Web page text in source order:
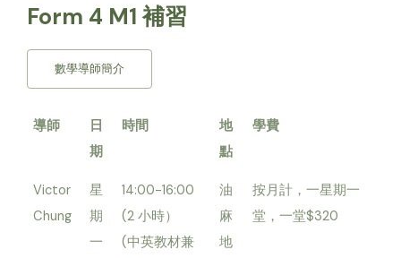
Form 4 M1 補習
數學導師簡介
導師
日
期
時間
地
點
學費
Victor
Chung
星
期
一
14:00-16:00
(2 小時）
(中英教材兼
油
麻
地
按月計，一星期一
堂，一堂$320